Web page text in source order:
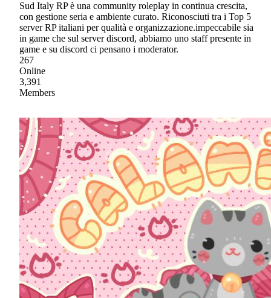
Sud Italy RP è una community roleplay in continua crescita,
con gestione seria e ambiente curato. Riconosciuti tra i Top 5
server RP italiani per qualità e organizzazione.impeccabile sia
in game che sul server discord, abbiamo uno staff presente in
game e su discord ci pensano i moderator.
267
Online
3,391
Members